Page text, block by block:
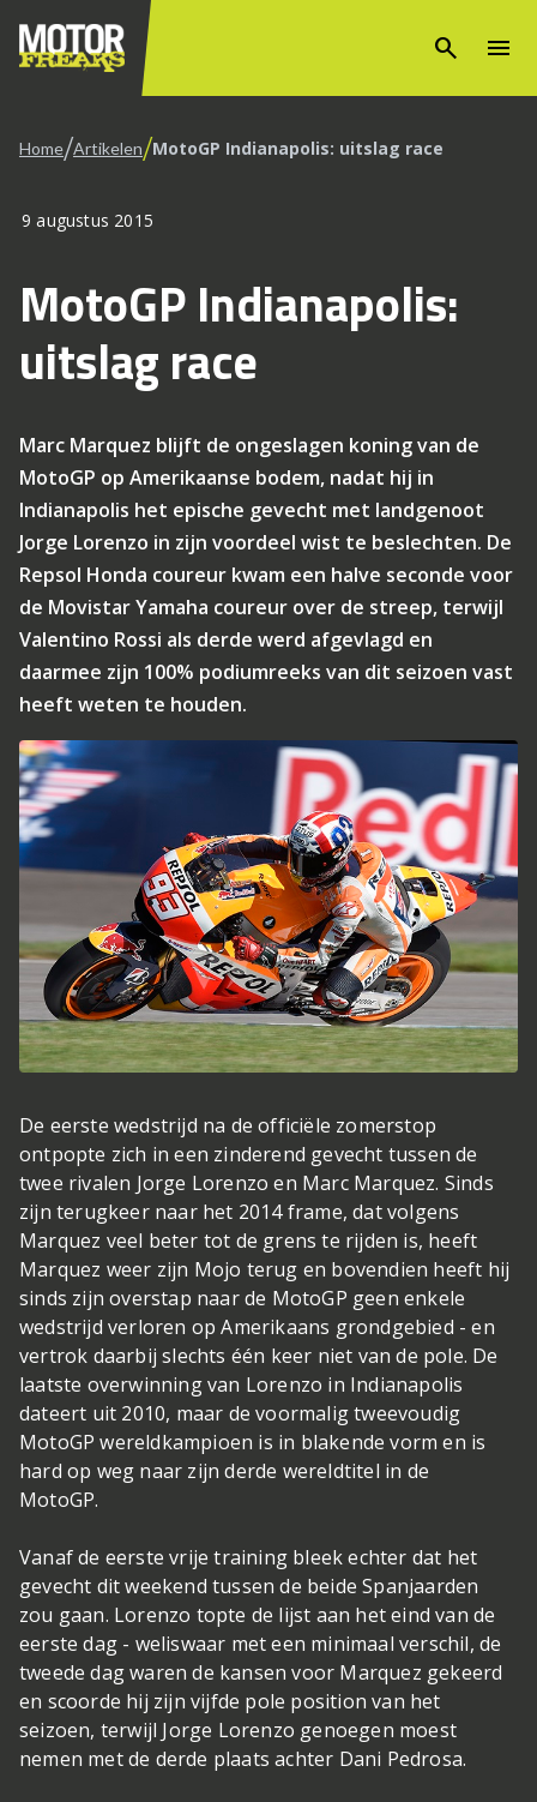
search menu
Home/Artikelen/MotoGP Indianapolis: uitslag race
9 augustus 2015
MotoGP Indianapolis:
uitslag race
Marc Marquez blijft de ongeslagen koning van de
MotoGP op Amerikaanse bodem, nadat hij in
Indianapolis het epische gevecht met landgenoot
Jorge Lorenzo in zijn voordeel wist te beslechten. De
Repsol Honda coureur kwam een halve seconde voor
de Movistar Yamaha coureur over de streep, terwijl
Valentino Rossi als derde werd afgevlagd en
daarmee zijn 100% podiumreeks van dit seizoen vast
heeft weten te houden.
De eerste wedstrijd na de officiële zomerstop
ontpopte zich in een zinderend gevecht tussen de
twee rivalen Jorge Lorenzo en Marc Marquez. Sinds
zijn terugkeer naar het 2014 frame, dat volgens
Marquez veel beter tot de grens te rijden is, heeft
Marquez weer zijn Mojo terug en bovendien heeft hij
sinds zijn overstap naar de MotoGP geen enkele
wedstrijd verloren op Amerikaans grondgebied - en
vertrok daarbij slechts één keer niet van de pole. De
laatste overwinning van Lorenzo in Indianapolis
dateert uit 2010, maar de voormalig tweevoudig
MotoGP wereldkampioen is in blakende vorm en is
hard op weg naar zijn derde wereldtitel in de
MotoGP.
Vanaf de eerste vrije training bleek echter dat het
gevecht dit weekend tussen de beide Spanjaarden
zou gaan. Lorenzo topte de lijst aan het eind van de
eerste dag - weliswaar met een minimaal verschil, de
tweede dag waren de kansen voor Marquez gekeerd
en scoorde hij zijn vijfde pole position van het
seizoen, terwijl Jorge Lorenzo genoegen moest
nemen met de derde plaats achter Dani Pedrosa.